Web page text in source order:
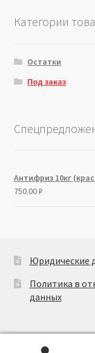
Категории
Остатки
Под заказ
Антифриз 10кг
750.00₽
Юридические
Политика в
данных